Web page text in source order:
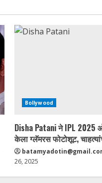
Bollywood
Disha Patani ने IPL 2025
केला ग्लॅमरस फोटोशूट,
26, 2025